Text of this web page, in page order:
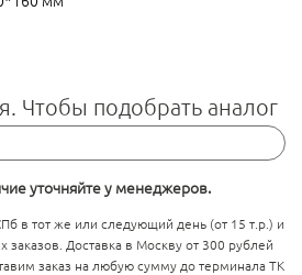
Чтобы подобрать аналог
уточняйте у менеджеров.
в тот же или следующий день (от 15 т.р.) и
заказов. Доставка в Москву от 300 рублей
заказ на любую сумму до терминала ТК